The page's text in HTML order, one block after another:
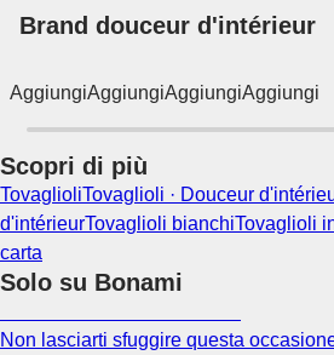
Brand douceur d'intérieur
AggiungiAggiungiAggiungiAggiungi
Scopri di più
TovaglioliTovaglioli · Douceur
d'intérieurTovaglioli bianchiTovaglioli
carta
Solo su Bonami
Non lasciarti sfuggire questa